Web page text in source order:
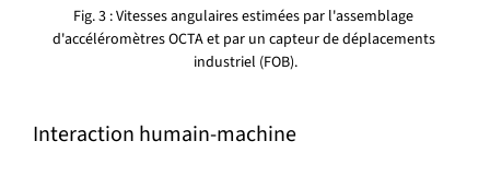
Fig. 3 : Vitesses angulaires estimées par l'assemblage
d'accéléromètres OCTA et par un capteur de déplacements
industriel (FOB).
Interaction humain-machine